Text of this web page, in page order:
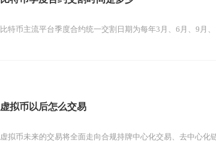
比特币主流平台季度合约统一交割日期为每年3月、6月、9月
虚拟币以后怎么交易
虚拟币未来的交易将全面走向合规持牌中心化交易、去中心化